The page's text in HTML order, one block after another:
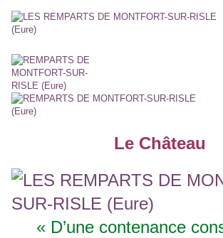
Le Château
« D’une contenance